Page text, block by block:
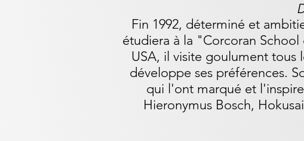
Fin 1992, déterminé et
étudiera à la "Corcoran
USA, il visite goulument tous
développe ses préférences.
qui l'ont marqué et
Hieronymus Bosch,